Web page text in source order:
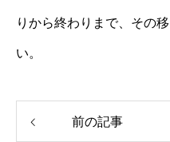
りから終わりまで、その
い。
前の記事